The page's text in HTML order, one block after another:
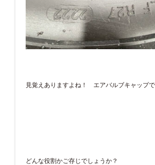
見覚えありますよね！ エアバルブキャップで
どんな役割かご存じでしょうか？